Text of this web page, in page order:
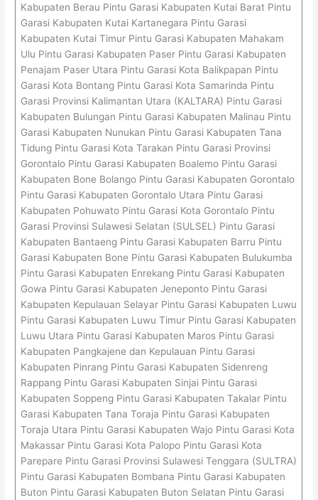
Kabupaten Berau Pintu Garasi Kabupaten Kutai Barat Pintu
Garasi Kabupaten Kutai Kartanegara Pintu Garasi
Kabupaten Kutai Timur Pintu Garasi Kabupaten Mahakam
Ulu Pintu Garasi Kabupaten Paser Pintu Garasi Kabupaten
Penajam Paser Utara Pintu Garasi Kota Balikpapan Pintu
Garasi Kota Bontang Pintu Garasi Kota Samarinda Pintu
Garasi Provinsi Kalimantan Utara (KALTARA) Pintu Garasi
Kabupaten Bulungan Pintu Garasi Kabupaten Malinau Pintu
Garasi Kabupaten Nunukan Pintu Garasi Kabupaten Tana
Tidung Pintu Garasi Kota Tarakan Pintu Garasi Provinsi
Gorontalo Pintu Garasi Kabupaten Boalemo Pintu Garasi
Kabupaten Bone Bolango Pintu Garasi Kabupaten Gorontalo
Pintu Garasi Kabupaten Gorontalo Utara Pintu Garasi
Kabupaten Pohuwato Pintu Garasi Kota Gorontalo Pintu
Garasi Provinsi Sulawesi Selatan (SULSEL) Pintu Garasi
Kabupaten Bantaeng Pintu Garasi Kabupaten Barru Pintu
Garasi Kabupaten Bone Pintu Garasi Kabupaten Bulukumba
Pintu Garasi Kabupaten Enrekang Pintu Garasi Kabupaten
Gowa Pintu Garasi Kabupaten Jeneponto Pintu Garasi
Kabupaten Kepulauan Selayar Pintu Garasi Kabupaten Luwu
Pintu Garasi Kabupaten Luwu Timur Pintu Garasi Kabupaten
Luwu Utara Pintu Garasi Kabupaten Maros Pintu Garasi
Kabupaten Pangkajene dan Kepulauan Pintu Garasi
Kabupaten Pinrang Pintu Garasi Kabupaten Sidenreng
Rappang Pintu Garasi Kabupaten Sinjai Pintu Garasi
Kabupaten Soppeng Pintu Garasi Kabupaten Takalar Pintu
Garasi Kabupaten Tana Toraja Pintu Garasi Kabupaten
Toraja Utara Pintu Garasi Kabupaten Wajo Pintu Garasi Kota
Makassar Pintu Garasi Kota Palopo Pintu Garasi Kota
Parepare Pintu Garasi Provinsi Sulawesi Tenggara (SULTRA)
Pintu Garasi Kabupaten Bombana Pintu Garasi Kabupaten
Buton Pintu Garasi Kabupaten Buton Selatan Pintu Garasi